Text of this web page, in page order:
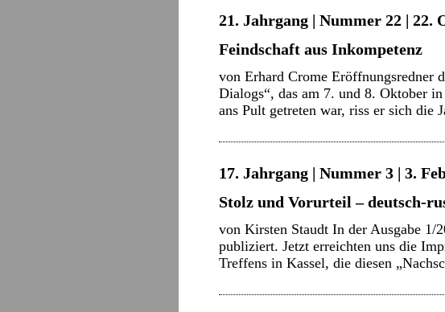
21. Jahrgang | Nummer 22 | 22.
Feindschaft aus Inkompetenz
von Erhard Crome Eröffnungsredner
Dialogs“, das am 7. und 8. Oktober
ans Pult getreten war, riss er sich die
17. Jahrgang | Nummer 3 | 3.
Stolz und Vorurteil – deutsch-
von Kirsten Staudt In der Ausgabe 1/
publiziert. Jetzt erreichten uns die
Treffens in Kassel, die diesen